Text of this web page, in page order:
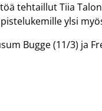
tehtaillut Tiia
ylsi
Bugge (11/3) ja